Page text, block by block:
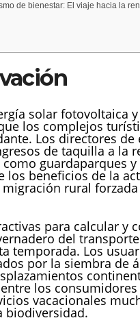
de bienestar: El viaje hacia la
solar fotovoltaica
los complejos
Los directores
de taquilla a la
guardaparques
los beneficios de la
rural
para calcular y
del
temporada. Los
por la siembra de
los
vacacionales
biodiversidad.